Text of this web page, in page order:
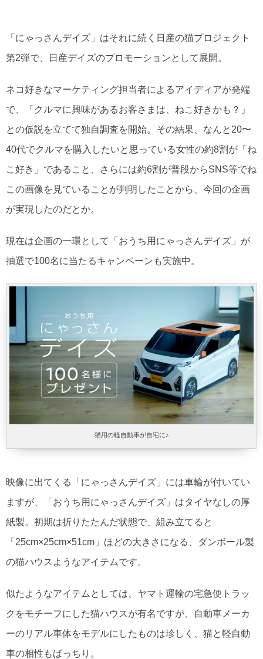
「にゃっさんデイズ」はそれに続く日産の猫プロジェクト
第2弾で、日産デイズのプロモーションとして展開。
ネコ好きなマーケティング担当者によるアイディアが発端
で、「クルマに興味があるお客さまは、ねこ好きかも？」
との仮説を立てて独自調査を開始。その結果、なんと20〜
40代でクルマを購入したいと思っている女性の約8割が「ね
こ好き」であること、さらには約6割が普段からSNS等でね
この画像を見ていることが判明したことから、今回の企画
が実現したのだとか。
現在は企画の一環として「おうち用にゃっさんデイズ」が
抽選で100名に当たるキャンペーンも実施中。
猫用の軽自動車が自宅に♪
映像に出てくる「にゃっさんデイズ」には車輪が付いてい
ますが、「おうち用にゃっさんデイズ」はタイヤなしの厚
紙製。初期は折りたたんだ状態で、組み立てると
「25cm×25cm×51cm」ほどの大きさになる、ダンボール製
の猫ハウスようなアイテムです。
似たようなアイテムとしては、ヤマト運輸の宅急便トラッ
クをモチーフにした猫ハウスが有名ですが、自動車メーカ
ーのリアル車体をモデルにしたものは珍しく、猫と軽自動
車の相性もばっちり。